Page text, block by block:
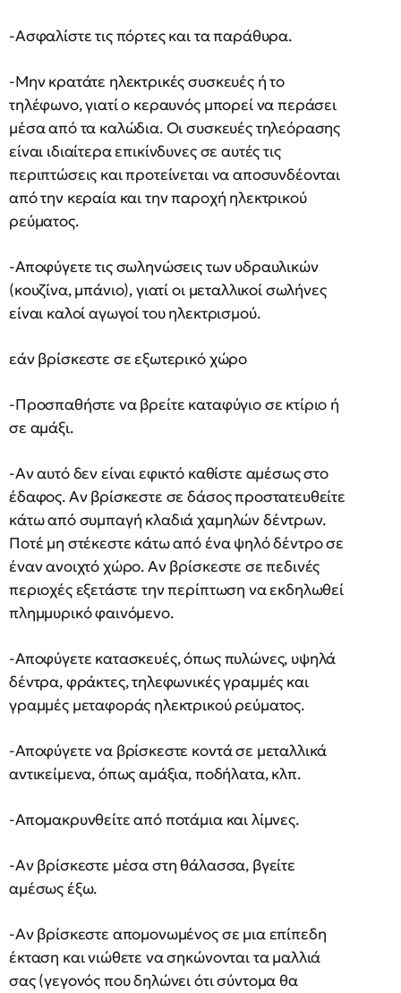
-Ασφαλίστε τις πόρτες και τα παράθυρα.
-Μην κρατάτε ηλεκτρικές συσκευές ή το
τηλέφωνο, γιατί ο κεραυνός μπορεί να περάσει
μέσα από τα καλώδια. Οι συσκευές τηλεόρασης
είναι ιδιαίτερα επικίνδυνες σε αυτές τις
περιπτώσεις και προτείνεται να αποσυνδέονται
από την κεραία και την παροχή ηλεκτρικού
ρεύματος.
-Αποφύγετε τις σωληνώσεις των υδραυλικών
(κουζίνα, μπάνιο), γιατί οι μεταλλικοί σωλήνες
είναι καλοί αγωγοί του ηλεκτρισμού.
εάν βρίσκεστε σε εξωτερικό χώρο
-Προσπαθήστε να βρείτε καταφύγιο σε κτίριο ή
σε αμάξι.
-Αν αυτό δεν είναι εφικτό καθίστε αμέσως στο
έδαφος. Αν βρίσκεστε σε δάσος προστατευθείτε
κάτω από συμπαγή κλαδιά χαμηλών δέντρων.
Ποτέ μη στέκεστε κάτω από ένα ψηλό δέντρο σε
έναν ανοιχτό χώρο. Αν βρίσκεστε σε πεδινές
περιοχές εξετάστε την περίπτωση να εκδηλωθεί
πλημμυρικό φαινόμενο.
-Αποφύγετε κατασκευές, όπως πυλώνες, υψηλά
δέντρα, φράκτες, τηλεφωνικές γραμμές και
γραμμές μεταφοράς ηλεκτρικού ρεύματος.
-Αποφύγετε να βρίσκεστε κοντά σε μεταλλικά
αντικείμενα, όπως αμάξια, ποδήλατα, κλπ.
-Απομακρυνθείτε από ποτάμια και λίμνες.
-Αν βρίσκεστε μέσα στη θάλασσα, βγείτε
αμέσως έξω.
-Αν βρίσκεστε απομονωμένος σε μια επίπεδη
έκταση και νιώθετε να σηκώνονται τα μαλλιά
σας (γεγονός που δηλώνει ότι σύντομα θα